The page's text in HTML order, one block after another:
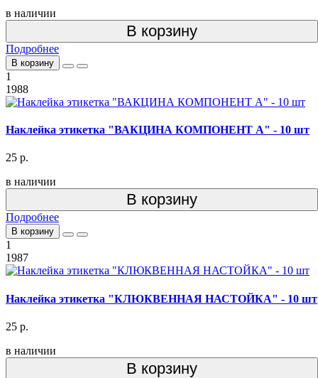
в наличии
В корзину
Подробнее
В корзину
1
1988
Наклейка этикетка "ВАКЦИНА КОМПОНЕНТ А" - 10 шт
25 р.
в наличии
В корзину
Подробнее
В корзину
1
1987
Наклейка этикетка "КЛЮКВЕННАЯ НАСТОЙКА" - 10 шт
25 р.
в наличии
В корзину